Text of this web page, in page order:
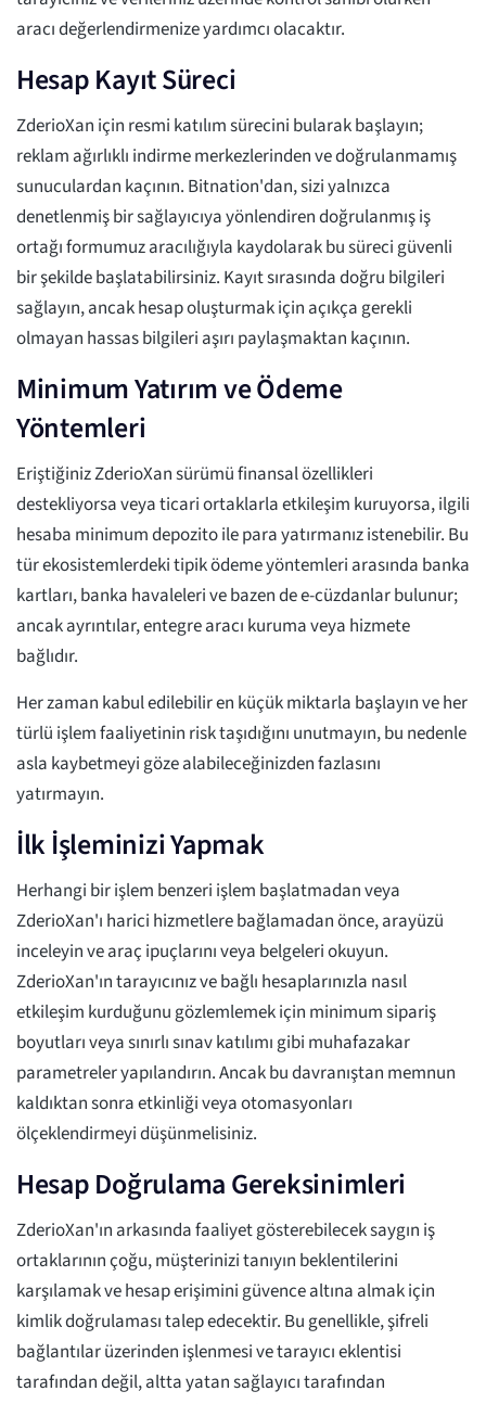
aracı değerlendirmenize yardımcı olacaktır.
Hesap Kayıt Süreci
ZderioXan için resmi katılım sürecini bularak başlayın;
reklam ağırlıklı indirme merkezlerinden ve doğrulanmamış
sunuculardan kaçının. Bitnation'dan, sizi yalnızca
denetlenmiş bir sağlayıcıya yönlendiren doğrulanmış iş
ortağı formumuz aracılığıyla kaydolarak bu süreci güvenli
bir şekilde başlatabilirsiniz. Kayıt sırasında doğru bilgileri
sağlayın, ancak hesap oluşturmak için açıkça gerekli
olmayan hassas bilgileri aşırı paylaşmaktan kaçının.
Minimum Yatırım ve Ödeme
Yöntemleri
Eriştiğiniz ZderioXan sürümü finansal özellikleri
destekliyorsa veya ticari ortaklarla etkileşim kuruyorsa, ilgili
hesaba minimum depozito ile para yatırmanız istenebilir. Bu
tür ekosistemlerdeki tipik ödeme yöntemleri arasında banka
kartları, banka havaleleri ve bazen de e-cüzdanlar bulunur;
ancak ayrıntılar, entegre aracı kuruma veya hizmete
bağlıdır.
Her zaman kabul edilebilir en küçük miktarla başlayın ve her
türlü işlem faaliyetinin risk taşıdığını unutmayın, bu nedenle
asla kaybetmeyi göze alabileceğinizden fazlasını
yatırmayın.
İlk İşleminizi Yapmak
Herhangi bir işlem benzeri işlem başlatmadan veya
ZderioXan'ı harici hizmetlere bağlamadan önce, arayüzü
inceleyin ve araç ipuçlarını veya belgeleri okuyun.
ZderioXan'ın tarayıcınız ve bağlı hesaplarınızla nasıl
etkileşim kurduğunu gözlemlemek için minimum sipariş
boyutları veya sınırlı sınav katılımı gibi muhafazakar
parametreler yapılandırın. Ancak bu davranıştan memnun
kaldıktan sonra etkinliği veya otomasyonları
ölçeklendirmeyi düşünmelisiniz.
Hesap Doğrulama Gereksinimleri
ZderioXan'ın arkasında faaliyet gösterebilecek saygın iş
ortaklarının çoğu, müşterinizi tanıyın beklentilerini
karşılamak ve hesap erişimini güvence altına almak için
kimlik doğrulaması talep edecektir. Bu genellikle, şifreli
bağlantılar üzerinden işlenmesi ve tarayıcı eklentisi
tarafından değil, altta yatan sağlayıcı tarafından